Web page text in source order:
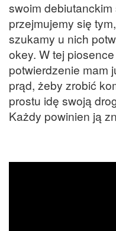
swoim
przejmujemy się
szukamy u nich
okey. W tej
potwierdzenie mam
prąd, żeby zrobić
prostu idę swoją
Każdy powinien ją